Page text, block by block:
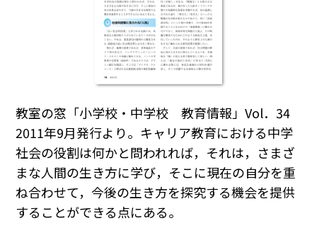
教室の窓「小学校・中学校 教育情報」Vol．34
2011年9月発行より。キャリア教育における中学
社会の役割は何かと問われれば，それは，さまざ
まな人間の生き方に学び，そこに現在の自分を重
ね合わせて，今後の生き方を探究する機会を提供
することができる点にある。